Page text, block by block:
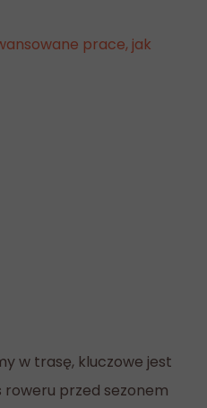
prace, jak
w trasę, kluczowe jest
przed sezonem